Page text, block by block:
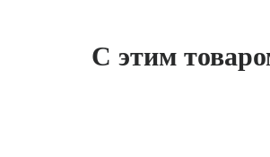
С этим